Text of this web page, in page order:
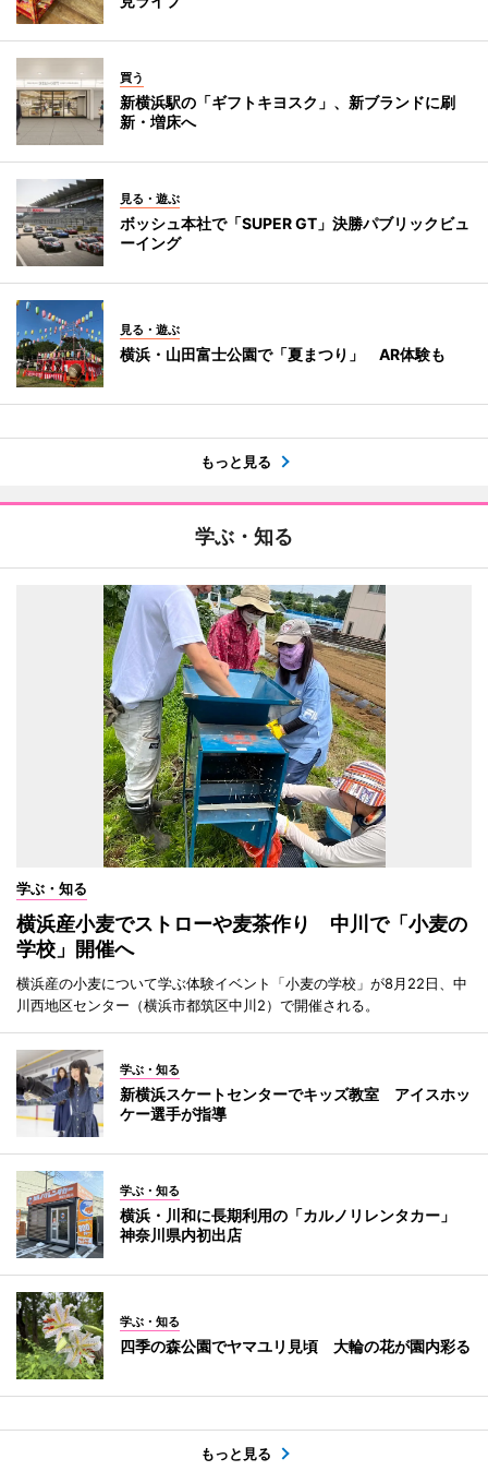
買う
新横浜駅の「ギフトキヨスク」、新ブランドに刷
新・増床へ
見る・遊ぶ
ボッシュ本社で「SUPER GT」決勝パブリックビュ
ーイング
見る・遊ぶ
横浜・山田富士公園で「夏まつり」 AR体験も
もっと見る
学ぶ・知る
学ぶ・知る
横浜産小麦でストローや麦茶作り 中川で「小麦の
学校」開催へ
横浜産の小麦について学ぶ体験イベント「小麦の学校」が8月22日、中
川西地区センター（横浜市都筑区中川2）で開催される。
学ぶ・知る
新横浜スケートセンターでキッズ教室 アイスホッ
ケー選手が指導
学ぶ・知る
横浜・川和に長期利用の「カルノリレンタカー」
神奈川県内初出店
学ぶ・知る
四季の森公園でヤマユリ見頃 大輪の花が園内彩る
もっと見る